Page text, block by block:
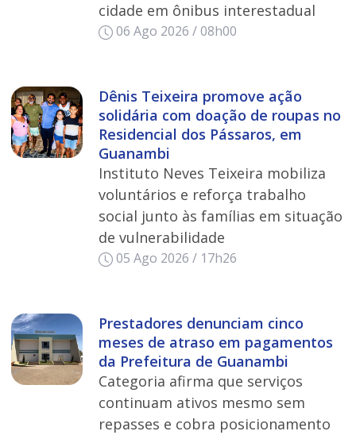
cidade em ônibus interestadual
06 Ago 2026 / 08h00
Dênis Teixeira promove ação
solidária com doação de roupas no
Residencial dos Pássaros, em
Guanambi
Instituto Neves Teixeira mobiliza
voluntários e reforça trabalho
social junto às famílias em situação
de vulnerabilidade
05 Ago 2026 / 17h26
Prestadores denunciam cinco
meses de atraso em pagamentos
da Prefeitura de Guanambi
Categoria afirma que serviços
continuam ativos mesmo sem
repasses e cobra posicionamento